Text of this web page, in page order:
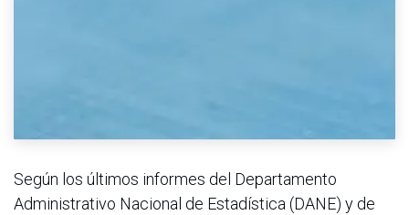
Según los últimos informes del Departamento
Administrativo Nacional de Estadística (DANE) y de